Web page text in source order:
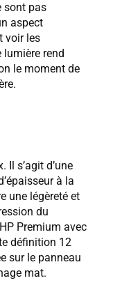
sont pas
aspect
voir les
lumière rend
le moment de
Il s’agit d’une
à la
une légèreté et
du
Premium avec
définition 12
sur le panneau
mat.